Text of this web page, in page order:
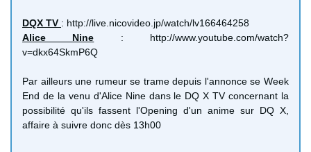
DQX TV : http://live.nicovideo.jp/watch/lv166464258
Alice Nine : http://www.youtube.com/watch?
v=dkx64SkmP6Q
Par ailleurs une rumeur se trame depuis l'annonce se Week
End de la venu d'Alice Nine dans le DQ X TV concernant la
possibilité qu'ils fassent l'Opening d'un anime sur DQ X,
affaire à suivre donc dès 13h00